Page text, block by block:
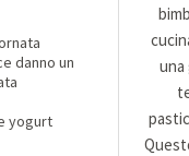
danno un
yogurt
una